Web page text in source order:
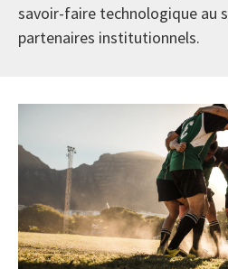
savoir-faire technologique au
partenaires institutionnels.